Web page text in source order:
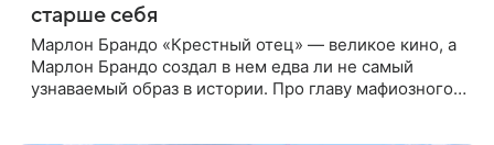
старше себя
Марлон Брандо «Крестный отец» — великое кино, а
Марлон Брандо создал в нем едва ли не самый
узнаваемый образ в истории. Про главу мафиозного